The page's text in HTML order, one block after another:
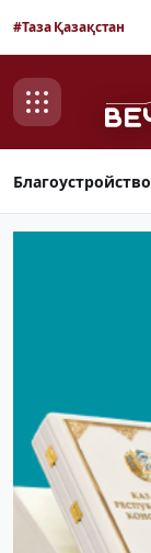
#Таза Қазақстан
Благоустройство